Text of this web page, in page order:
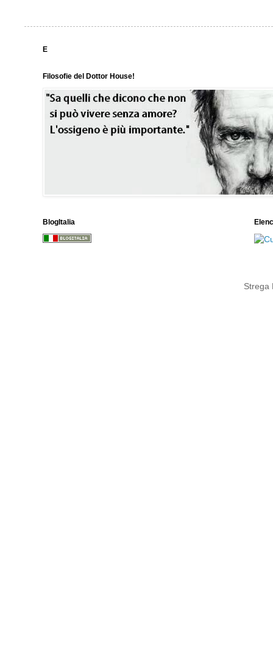
E
Filosofie del Dottor House!
BlogItalia
Strega